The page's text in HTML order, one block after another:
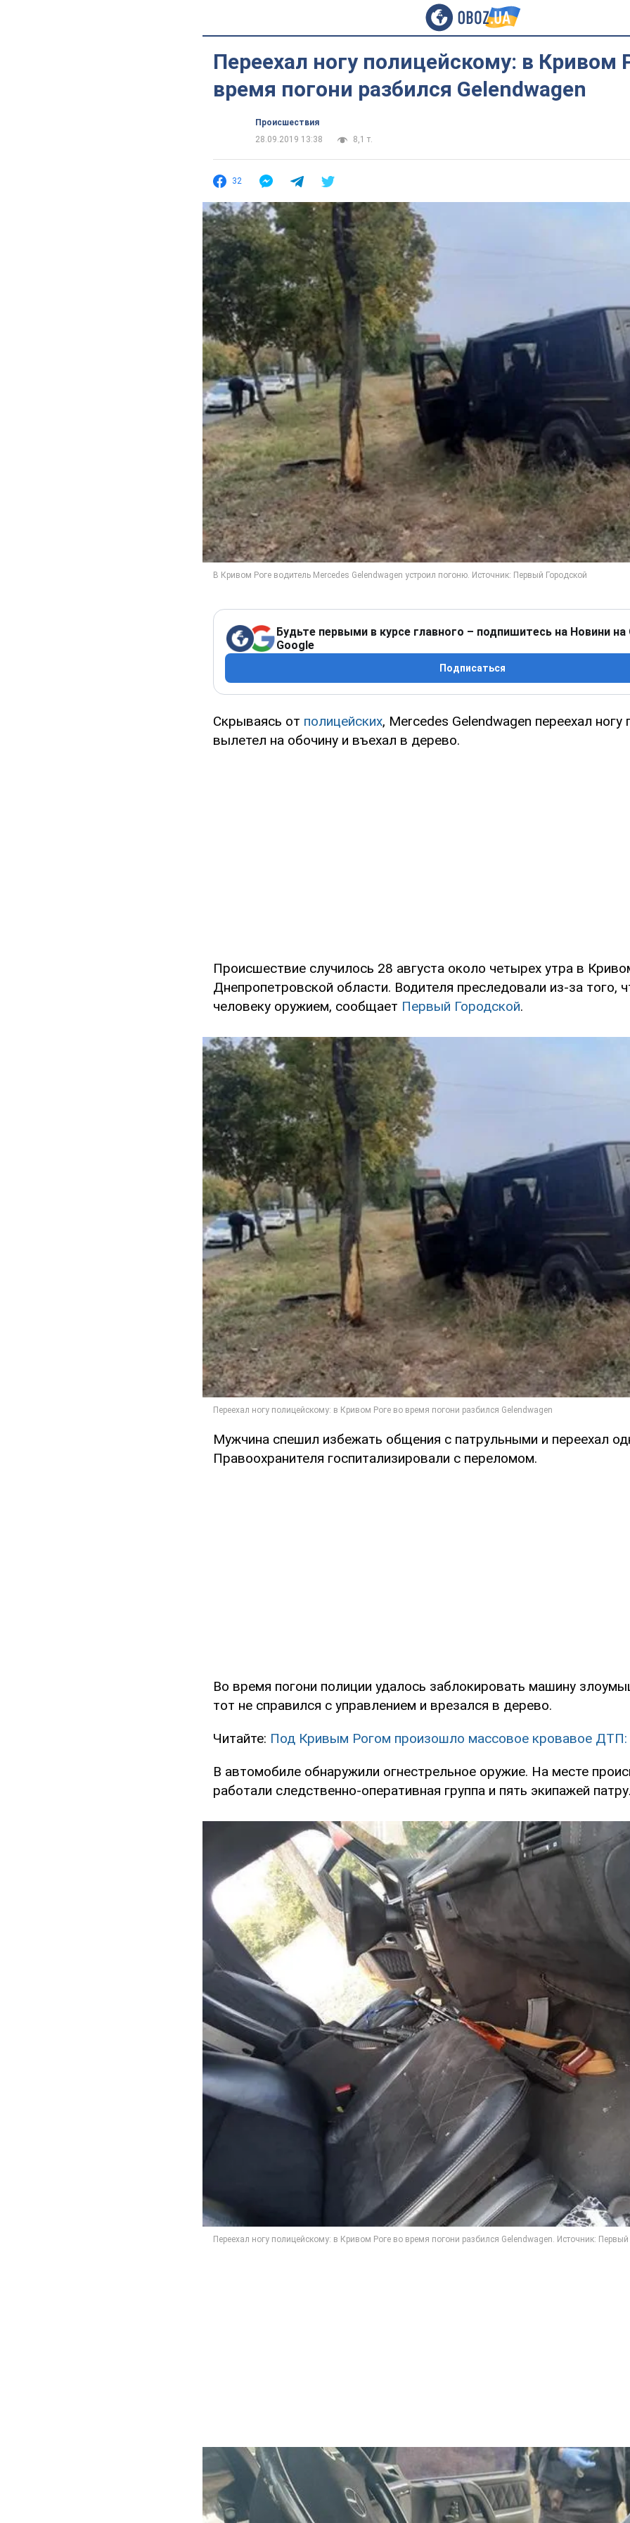
Переехал ногу полицейскому: в Кривом
время погони разбился Gelendwagen
Происшествия
28.09.2019 13:38
8,1 т.
32
Будьте первыми в курсе главного – подпишитесь на Новини на
Google
Подписаться
Скрываясь от полицейских, Mercedes Gelendwagen переехал ногу
вылетел на обочину и въехал в дерево.
Происшествие случилось 28 августа около четырех утра в
Днепропетровской области. Водителя преследовали из-за того,
человеку оружием, сообщает Первый Городской.
Мужчина спешил избежать общения с патрульными и переехал
Правоохранителя госпитализировали с переломом.
Во время погони полиции удалось заблокировать машину
тот не справился с управлением и врезался в дерево.
Читайте: Под Кривым Рогом произошло массовое кровавое
В автомобиле обнаружили огнестрельное оружие. На месте
работали следственно-оперативная группа и пять экипажей